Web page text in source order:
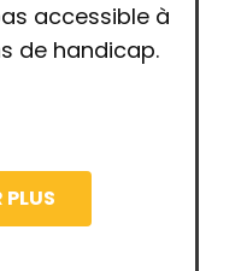
accessible à
de handicap.
PLUS